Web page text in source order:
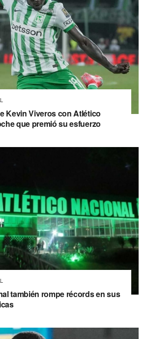
Kevin Viveros con Atlético
que premió su esfuerzo
también rompe récords en sus